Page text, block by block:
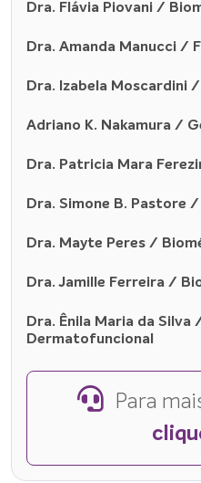
Dra. Flávia Piovani /
Dra. Amanda Manucci /
Dra. Izabela Moscardini
Adriano K. Nakamura /
Dra. Patricia Mara
Dra. Simone B. Pastore
Dra. Mayte Peres /
Dra. Jamille Ferreira /
Dra. Ênila Maria da
Dermatofuncional
Para